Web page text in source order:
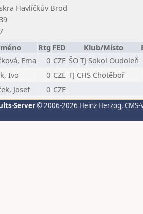
Havlíčkův Brod
Rtg FED Klub/Místo
Ema 0 CZE ŠO TJ Sokol Oudoleň
Ivo 0 CZE TJ CHS Chotěboř
Josef 0 CZE
Server© 2006-2026 Heinz Herzog,